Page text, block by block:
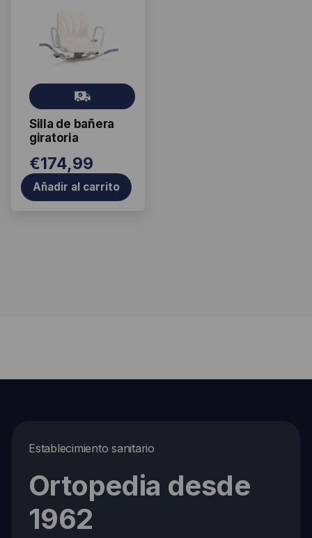
Silla de bañera
giratoria
Gr
ati
s
€174,99
Añadir al carrito
Establecimiento sanitario
Ortopedia desde
1962